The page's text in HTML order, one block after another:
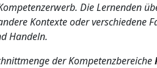
Die Lernenden
Kontexte oder verschiedene
Handeln.
der Kompetenzbereiche